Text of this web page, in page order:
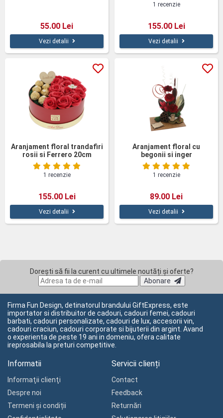
55.00 Lei
Vezi detalii
1 recenzie
155.00 Lei
Vezi detalii
Aranjament floral trandafiri
rosii si Ferrero 20cm
1 recenzie
155.00 Lei
Vezi detalii
Aranjament floral cu
begonii si inger
personalizat
1 recenzie
89.00 Lei
Vezi detalii
Dorești să fii la curent cu ultimele noutăți și oferte?
Abonare
Firma Fun Design, detinatorul brandului GiftExpress, este
importator si distribuitor de cadouri, cadouri femei, cadouri
barbati, cadouri personalizate, cadouri de lux, accesorii vin,
cadouri craciun, cadouri corporate si bijuterii din argint. Avand
o experienta de peste 19 ani in domeniu, ofera calitate
ireprosabila la preturi competitive.
Informatii
Informaţii clienţi
Despre noi
Termeni și condiții
Servicii clienți
Contact
Feedback
Returnări